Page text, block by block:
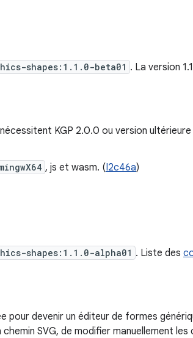
shapes:1.1.0-beta01 . La version
KGP 2.0.0 ou version
mingwX64 , js et wasm. (I2c46a)
shapes:1.1.0-alpha01 . Liste des
pour devenir un éditeur de formes
SVG, de modifier manuellement